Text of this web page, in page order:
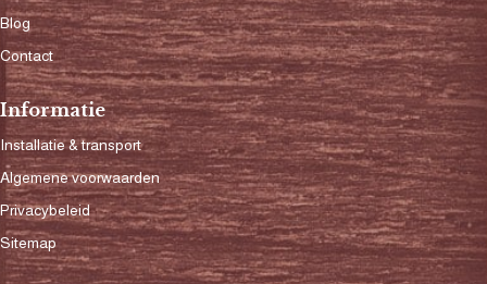
Blog
Contact
Informatie
Installatie & transport
Algemene voorwaarden
Privacybeleid
Sitemap